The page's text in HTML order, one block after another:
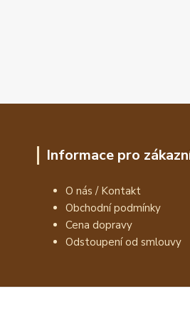
Informace pro
O nás / Kontakt
Obchodní podmínky
Cena dopravy
Odstoupení od smlouvy